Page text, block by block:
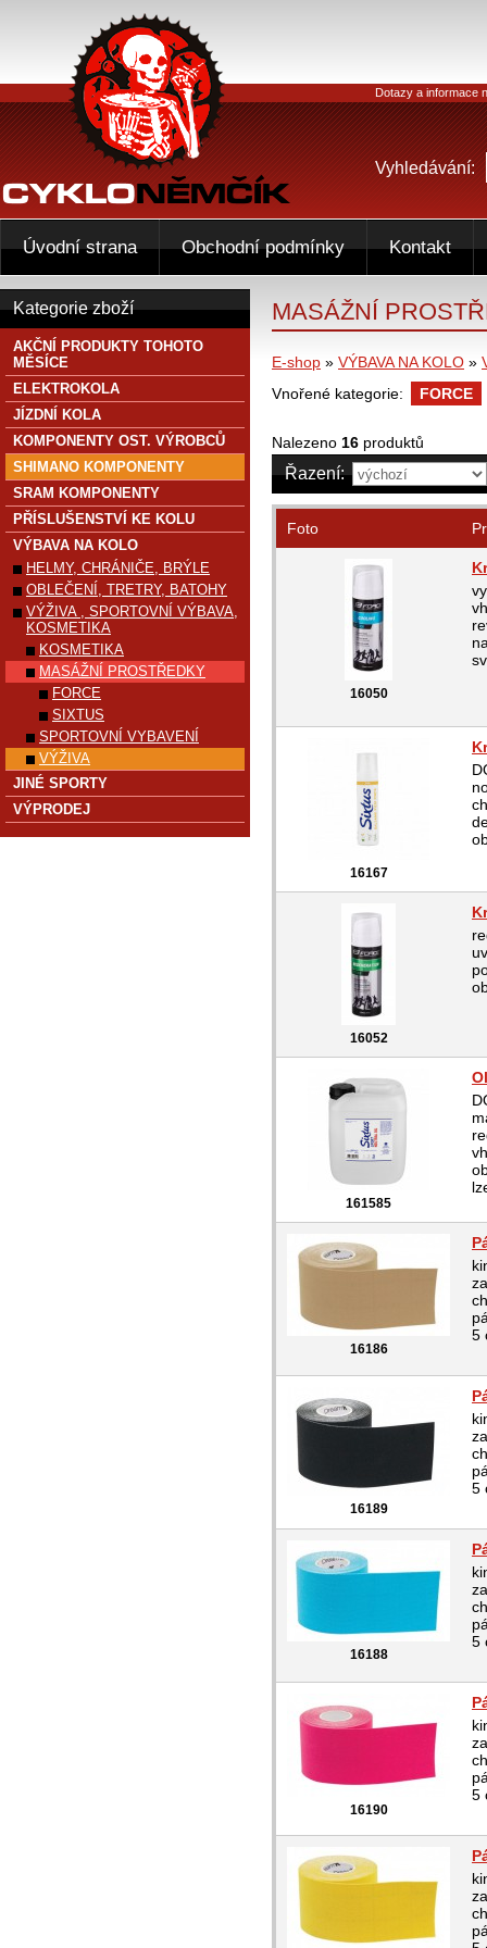
MASÁŽNÍ
E-shop » VÝBAVA NA KOLO »
Vnořené kategorie:
FORCE
Nalezeno 16 produktů
Řazení:
Foto
16050
16167
16052
161585
16186
5
16189
5
16188
5
16190
5
Kategorie zboží
AKČNÍ PRODUKTY TOHOTO
MĚSÍCE
ELEKTROKOLA
JÍZDNÍ KOLA
KOMPONENTY OST. VÝROBCŮ
SHIMANO KOMPONENTY
SRAM KOMPONENTY
PŘÍSLUŠENSTVÍ KE KOLU
VÝBAVA NA KOLO
HELMY, CHRÁNIČE, BRÝLE
OBLEČENÍ, TRETRY, BATOHY
VÝŽIVA , SPORTOVNÍ VÝBAVA,
KOSMETIKA
KOSMETIKA
MASÁŽNÍ PROSTŘEDKY
FORCE
SIXTUS
SPORTOVNÍ VYBAVENÍ
VÝŽIVA
JINÉ SPORTY
VÝPRODEJ
Dotazy a informace
Vyhledávání:
Úvodní strana Obchodní podmínky Kontakt